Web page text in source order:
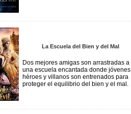
La Escuela del Bien y del Mal
Dos mejores amigas son arrastradas a
una escuela encantada donde jóvenes
héroes y villanos son entrenados para
proteger el equilibrio del bien y el mal.